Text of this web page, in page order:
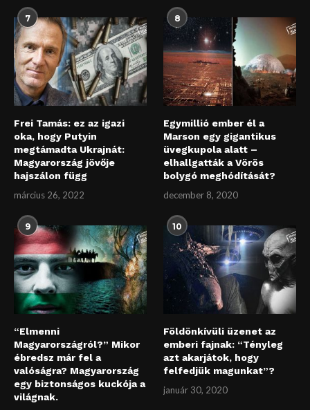
7
Frei Tamás: ez az igazi
oka, hogy Putyin
megtámadta Ukrajnát:
Magyarország jövője
hajszálon függ
március 26, 2022
8
Egymillió ember él a
Marson egy gigantikus
üvegkupola alatt –
elhallgatták a Vörös
bolygó meghódítását?
december 8, 2020
9
“Elmenni
Magyarországról?” Mikor
ébredsz már fel a
valóságra? Magyarország
egy biztonságos kuckója a
világnak.
10
Földönkívüli üzenet az
emberi fajnak: “Tényleg
azt akarjátok, hogy
felfedjük magunkat”?
január 30, 2020